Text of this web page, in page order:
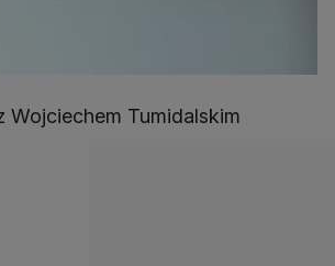
Wojciechem Tumidalskim